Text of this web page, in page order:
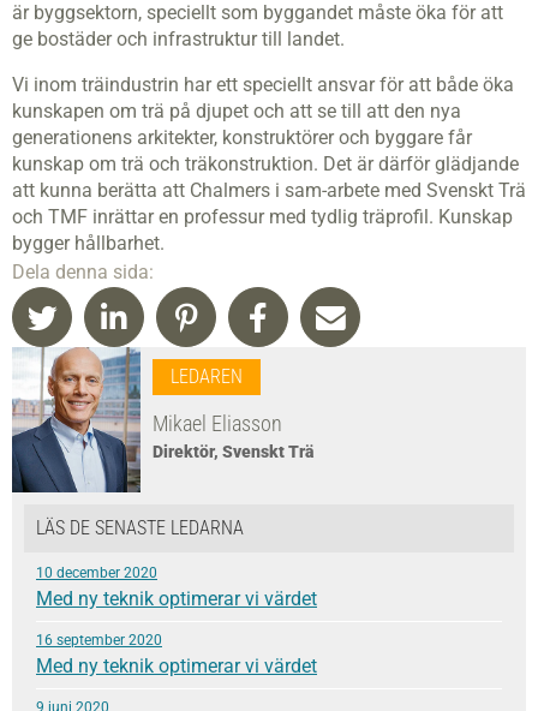
är byggsektorn, speciellt som byggandet måste öka för att
ge bostäder och infrastruktur till landet.
Vi inom träindustrin har ett speciellt ansvar för att både öka
kunskapen om trä på djupet och att se till att den nya
generationens arkitekter, konstruktörer och byggare får
kunskap om trä och träkonstruktion. Det är därför glädjande
att kunna berätta att Chalmers i sam-arbete med Svenskt Trä
och TMF inrättar en professur med tydlig träprofil. Kunskap
bygger hållbarhet.
Dela denna sida:
LEDAREN
Mikael Eliasson
Direktör, Svenskt Trä
LÄS DE SENASTE LEDARNA
10 december 2020
Med ny teknik optimerar vi värdet
16 september 2020
Med ny teknik optimerar vi värdet
9 juni 2020